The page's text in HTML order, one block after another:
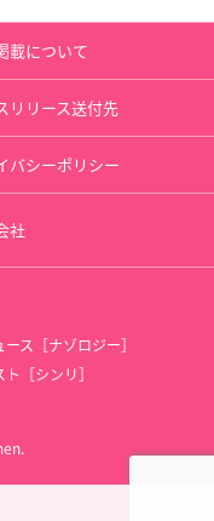
載について
リリース送付先
バシーポリシー
社
ス［ナゾロジー］
［シンリ］